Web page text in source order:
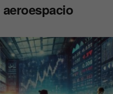
aeroespacio